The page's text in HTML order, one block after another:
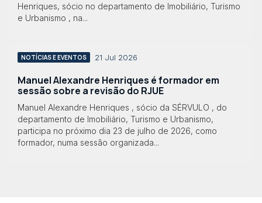
Henriques, sócio no departamento de Imobiliário, Turismo
e Urbanismo , na...
NOTÍCIAS E EVENTOS 21 Jul 2026
Manuel Alexandre Henriques é formador em
sessão sobre a revisão do RJUE
Manuel Alexandre Henriques , sócio da SÉRVULO , do
departamento de Imobiliário, Turismo e Urbanismo,
participa no próximo dia 23 de julho de 2026, como
formador, numa sessão organizada...